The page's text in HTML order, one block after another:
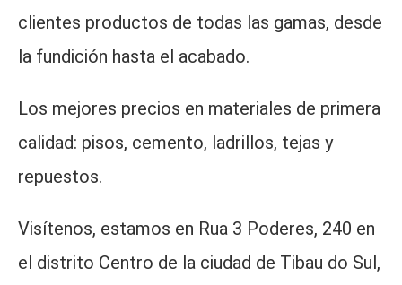
clientes productos de todas las gamas, desde
la fundición hasta el acabado.
Los mejores precios en materiales de primera
calidad: pisos, cemento, ladrillos, tejas y
repuestos.
Visítenos, estamos en Rua 3 Poderes, 240 en
el distrito Centro de la ciudad de Tibau do Sul,